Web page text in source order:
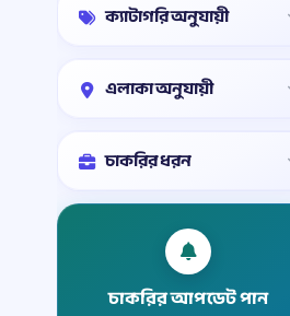
ক্যাটাগরি অনুযায়ী
এলাকা অনুযায়ী
চাকরির ধরন
চাকরির আপডেট পান